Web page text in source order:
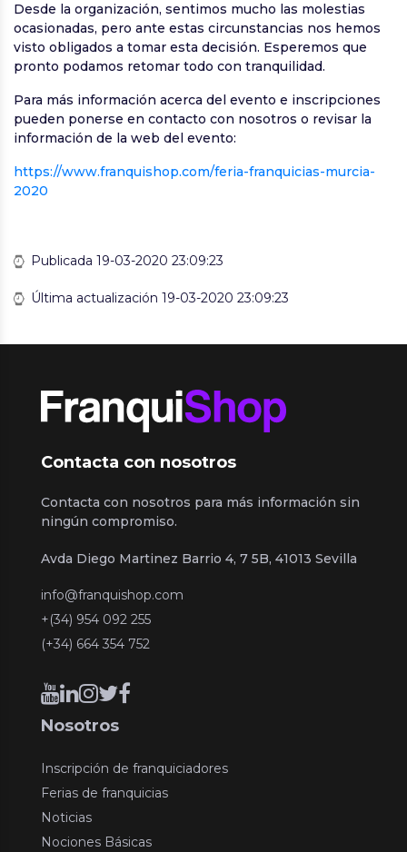
Desde la organización, sentimos mucho las molestias
ocasionadas, pero ante estas circunstancias nos hemos
visto obligados a tomar esta decisión. Esperemos que
pronto podamos retomar todo con tranquilidad.
Para más información acerca del evento e inscripciones
pueden ponerse en contacto con nosotros o revisar la
información de la web del evento:
https://www.franquishop.com/feria-franquicias-murcia-
2020
Publicada 19-03-2020 23:09:23
Última actualización 19-03-2020 23:09:23
Contacta con nosotros
Contacta con nosotros para más información sin
ningún compromiso.
Avda Diego Martinez Barrio 4, 7 5B, 41013 Sevilla
info@franquishop.com
+(34) 954 092 255
(+34) 664 354 752
Nosotros
Inscripción de franquiciadores
Ferias de franquicias
Noticias
Nociones Básicas